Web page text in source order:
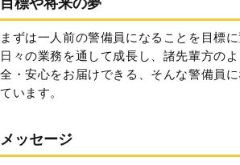
まずは一人前の警備員になることを目標に
日々の業務を通して成長し、諸先輩方の
全・安心をお届けできる、そんな警備員
ています。
メッセージ